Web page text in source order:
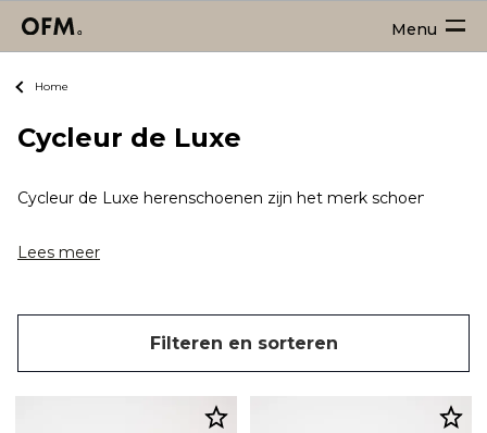
Menu
Home
Cycleur de Luxe
Cycleur de Luxe herenschoenen zijn het merk schoenen
Lees meer
Filteren en sorteren